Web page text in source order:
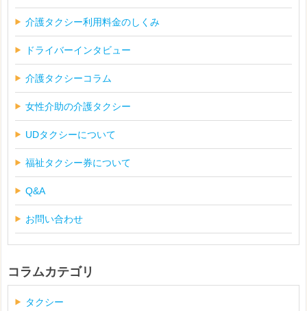
介護タクシー利用料金のしくみ
ドライバーインタビュー
介護タクシーコラム
女性介助の介護タクシー
UDタクシーについて
福祉タクシー券について
Q&A
お問い合わせ
コラムカテゴリ
タクシー